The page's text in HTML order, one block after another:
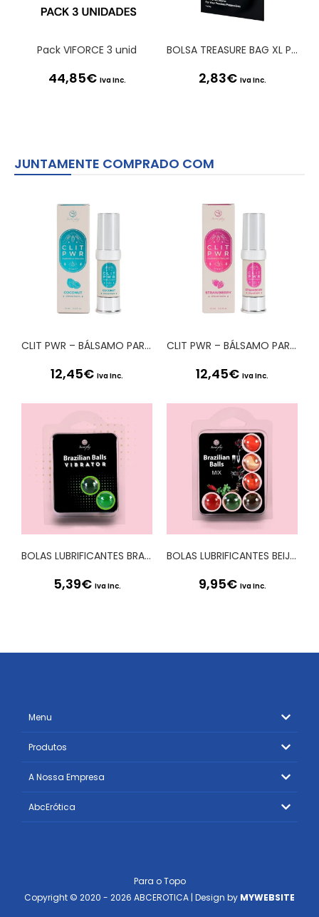
Pack VIFORCE 3 unid
44,85€ Iva Inc.
BOLSA TREASURE BAG XL PRETA SATISFYER
2,83€ Iva Inc.
JUNTAMENTE COMPRADO COM
CLIT PWR – BÁLSAMO PARA O CLÍTORIS DE COCO 15ML SECRET PLAY
12,45€ Iva Inc.
CLIT PWR – BÁLSAMO PARA CLÍTORIS DE MORANGO 15ML SECRET PLAY
12,45€ Iva Inc.
BOLAS LUBRIFICANTES BRAZILIAN BALLS SHOCK EFEITO VIBRADOR 2 x 4GR
5,39€ Iva Inc.
BOLAS LUBRIFICANTES BEIJÁVEIS BRAZILIAN BALLS MULTISABORES 6 x 4GR
9,95€ Iva Inc.
Menu
Produtos
A Nossa Empresa
AbcErótica
Copyright © 2020 - 2026 ABCEROTICA | Design by MYWEBSITE
Para o Topo